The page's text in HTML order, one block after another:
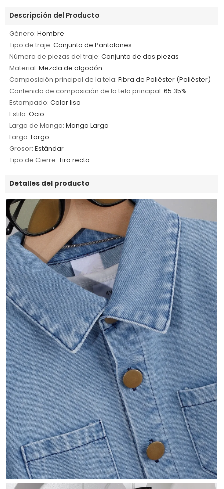
Descripción del Producto
Género: Hombre
Tipo de traje: Conjunto de Pantalones
Número de piezas del traje: Conjunto de dos piezas
Material: Mezcla de algodón
Composición principal de la tela: Fibra de Poliéster (Poliéster)
Contenido de composición de la tela principal: 65.35%
Estampado: Color liso
Estilo: Ocio
Largo de Manga: Manga Larga
Largo: Largo
Grosor: Estándar
Tipo de Cierre: Tiro recto
Detalles del producto